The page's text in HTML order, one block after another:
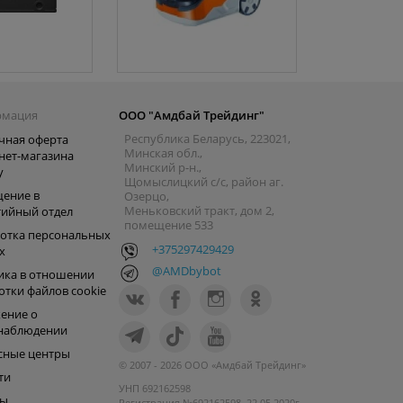
оферта
магазина
в
отдел
персональных
в отношении
файлов cookie
о
центры
ООО "Амдбай Трейдинг"
Республика Беларусь, 223021,
Минская обл.,
Минский р-н.,
Щомыслицкий с/с, район аг.
Озерцо,
Меньковский тракт, дом 2,
помещение 533
+375297429429
@AMDbybot
© 2007 - 2026 ООО «Амдбай Трейдинг»
УНП 692162598